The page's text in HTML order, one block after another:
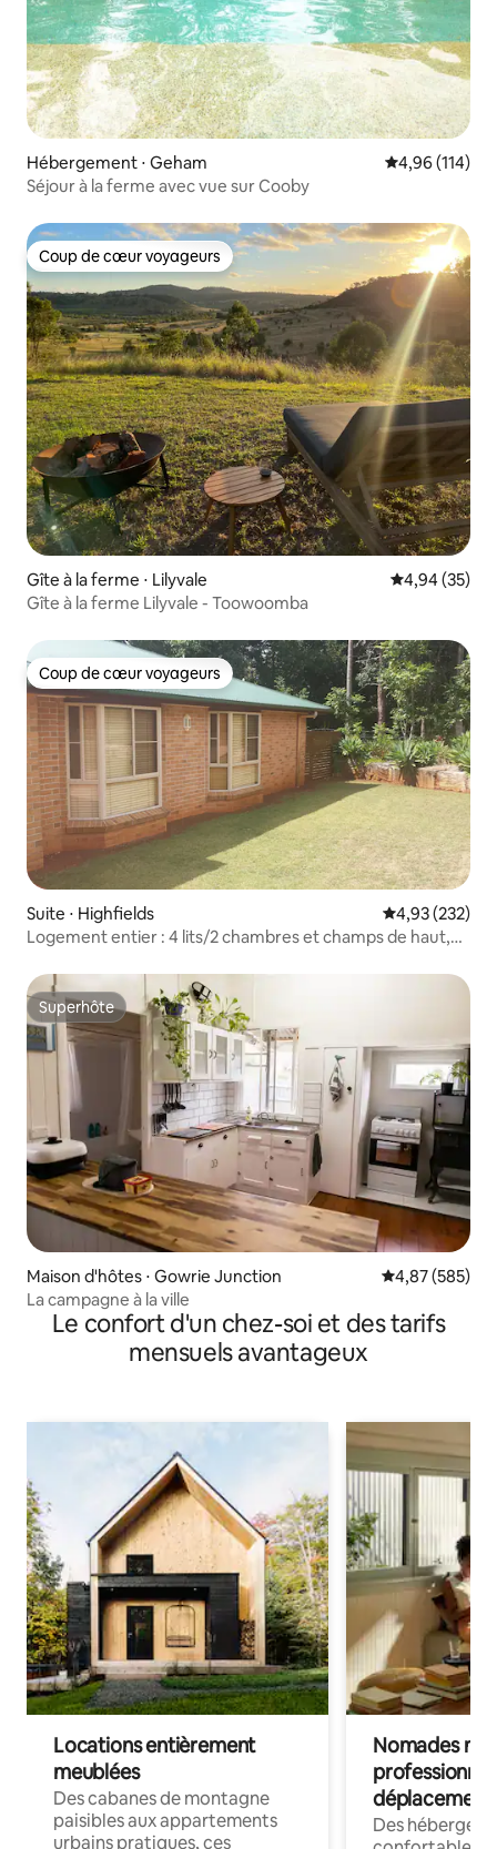
Hébergement ⋅ Geham Évaluation
4,96 (114)
Séjour à la ferme avec vue sur Cooby
Coup de cœur voyageurs
Coup de cœur voyageurs
Gîte à la ferme ⋅ Lilyvale Évaluation
4,94 (35)
Gîte à la ferme Lilyvale - Toowoomba
Coup de cœur voyageurs
Coup de cœur voyageurs
Suite ⋅ Highfields Évaluation
4,93 (232)
Logement entier : 4 lits/2 chambres et champs de haut,
Superhôte
Superhôte
Maison d'hôtes ⋅ Gowrie Junction Évaluation
4,87 (585)
La campagne à la ville
Le confort d'un chez-soi et des tarifs
mensuels avantageux
Locations entièrement
meublées
Des cabanes de montagne
paisibles aux appartements
urbains pratiques, ces
Nomades
déplacement
Des